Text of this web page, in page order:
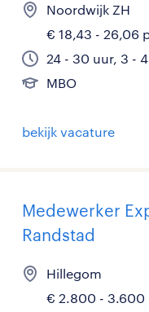
Noordwijk ZH
€ 18,43 - 26,06
24 - 30 uur, 3 -
MBO
bekijk vacature
Medewerker
Randstad
Hillegom
€ 2.800 - 3.600